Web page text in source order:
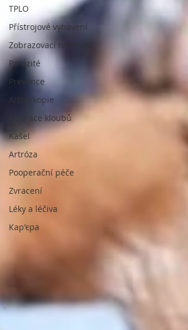
TPLO
Přístrojové vybavení
Zobrazovací technika
Parazité
Prevence
Artroskopie
Operace kloubů
Kašel
Artróza
Pooperační péče
Zvracení
Léky a léčiva
Кар'єра